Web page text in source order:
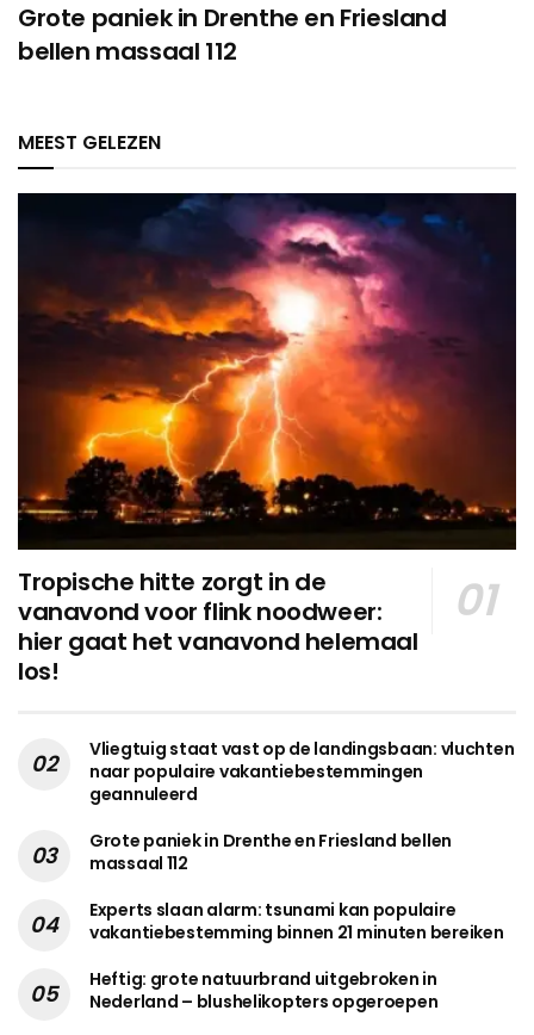
Grote paniek in Drenthe en Friesland
bellen massaal 112
MEEST GELEZEN
Tropische hitte zorgt in de
vanavond voor flink noodweer:
hier gaat het vanavond helemaal
los!
Vliegtuig staat vast op de landingsbaan: vluchten
naar populaire vakantiebestemmingen
geannuleerd
Grote paniek in Drenthe en Friesland bellen
massaal 112
Experts slaan alarm: tsunami kan populaire
vakantiebestemming binnen 21 minuten bereiken
Heftig: grote natuurbrand uitgebroken in
Nederland – blushelikopters opgeroepen